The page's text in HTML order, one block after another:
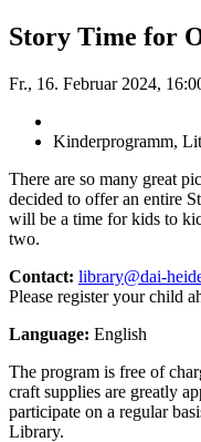
Story Time for
Fr., 16. Februar 2024,
Kinderprogramm,
There are so many great
decided to offer an entire
will be a time for kids to
two.
Contact: library@dai-
Please register your child
Language: English
The program is free of
craft supplies are greatly
participate on a regular
Library.